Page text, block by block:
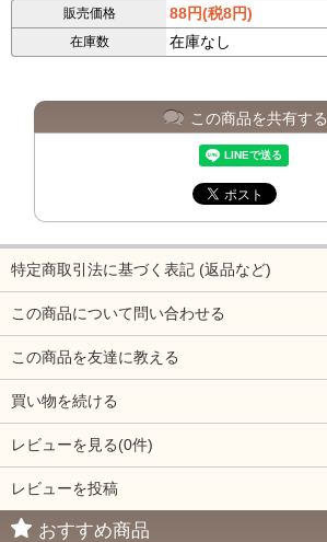
販売価格 88円(税8円)
在庫数 在庫なし
この商品を共有する
特定商取引法に基づく表記 (返品など)
この商品について問い合わせる
この商品を友達に教える
買い物を続ける
レビューを見る(0件)
レビューを投稿
おすすめ商品